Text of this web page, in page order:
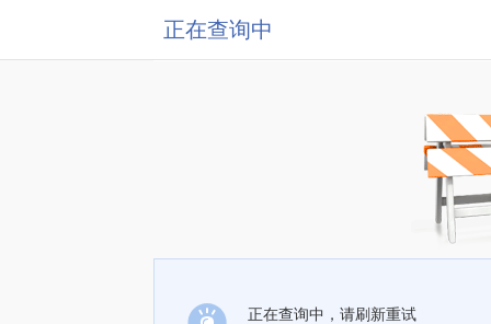
正在查询中
正在查询中，请刷新重试